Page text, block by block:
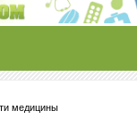
медицины